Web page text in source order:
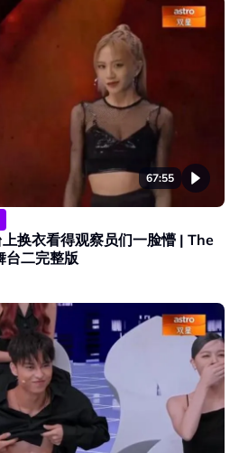
67:55
换衣看得观察员们一脸懵 | The
飞普乐士 初舞台二完整版